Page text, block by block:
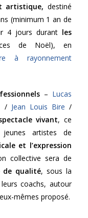
artistique, destiné
(minimum 1 an de
4 jours durantles
de Noël), en
à rayonnement
– Lucas
/ Jean Louis Bire /
vivant, ce
artistes de
et l’expression
collective sera de
de qualité, sous la
coachs, autour
mêmes proposé.